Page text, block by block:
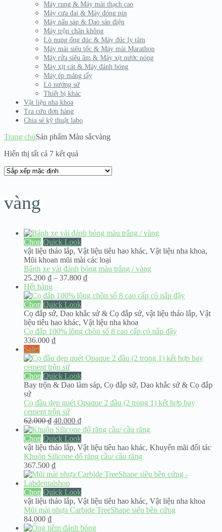
Máy rung & Máy mài thạch cao
Máy cưa đai & Máy đóng pin
Máy nấu sáp & Dao sáp điện
Máy trộn chân không
Lò nung ống đúc & Máy đúc ly tâm
Máy mài siêu tốc & Máy mài Marathon
Máy rửa siêu âm & Máy xịt nước nóng
Máy xịt cát & Máy đánh bóng
Máy ép máng tẩy
Lò nướng sứ
Thiết bị khác
Vật liệu nha khoa
Tra cứu đơn hàng
Chia sẻ kỹ thuật labo
Trang chủSản phẩm Màu sắcvàng
Hiển thị tất cả 7 kết quả
vàng
Chọn Quick Look
vật liệu tháo lắp, Vật liệu tiêu hao khác, Vật liệu nha khoa,
Mũi khoan mũi mài các loại
Bánh xe vải đánh bóng màu trắng / vàng
25.200 ₫ – 37.800 ₫Khoảng
từ
đến
37.800 ₫
Hết hàng
Chọn Quick Look
Cọ đắp sứ, Dao khắc sứ & Cọ đắp sứ, vật liệu tháo lắp, Vật
liệu tiêu hao khác, Vật liệu nha khoa
Cọ đắp 100% lông chồn số 8 cao cấp có nắp đậy
336.000 ₫
Sale!
Chọn Quick Look
Bay trộn & Dao làm sáp, Cọ đắp sứ, Dao khắc sứ & Cọ đắp
sứ
Cọ đầu dẹp quét Opaque 2 đầu (2 trong 1) kết hợp bay
cement trộn sứ
62.000₫ Giá
gốc
là:
62.000 ₫.
40.000 ₫Giá
hiện
là:
40.000 ₫.
Chọn Quick Look
vật liệu tháo lắp, Vật liệu tiêu hao khác, Khuyến mãi đối tác
Khuôn Silicone đổ răng cầu/ cầu răng
367.500 ₫
Chọn Quick Look
vật liệu tháo lắp, Vật liệu tiêu hao khác, Vật liệu nha khoa
Mũi mài nhựa Carbide TreeShape siêu bền cứng
84.000 ₫